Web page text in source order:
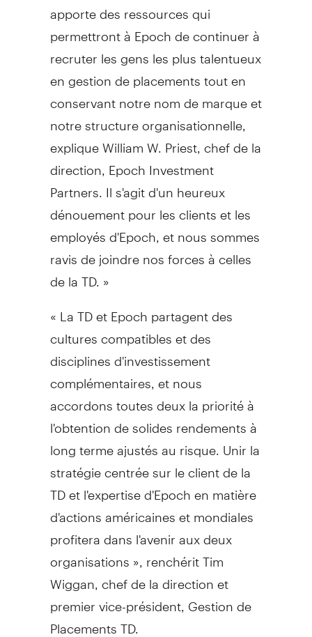
apporte des ressources qui
permettront à Epoch de continuer à
recruter les gens les plus talentueux
en gestion de placements tout en
conservant notre nom de marque et
notre structure organisationnelle,
explique William W. Priest, chef de la
direction, Epoch Investment
Partners. Il s'agit d'un heureux
dénouement pour les clients et les
employés d'Epoch, et nous sommes
ravis de joindre nos forces à celles
de la TD. »
« La TD et Epoch partagent des
cultures compatibles et des
disciplines d'investissement
complémentaires, et nous
accordons toutes deux la priorité à
l'obtention de solides rendements à
long terme ajustés au risque. Unir la
stratégie centrée sur le client de la
TD et l'expertise d'Epoch en matière
d'actions américaines et mondiales
profitera dans l'avenir aux deux
organisations », renchérit Tim
Wiggan, chef de la direction et
premier vice-président, Gestion de
Placements TD.